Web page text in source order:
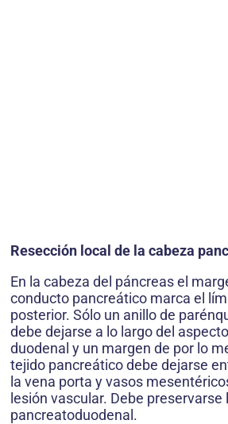
Resección local de la cabeza
En la cabeza del páncreas el
conducto pancreático marca el
posterior. Sólo un anillo de
debe dejarse a lo largo del
duodenal y un margen de por lo
tejido pancreático debe dejarse
la vena porta y vasos
lesión vascular. Debe preservarse
pancreatoduodenal.